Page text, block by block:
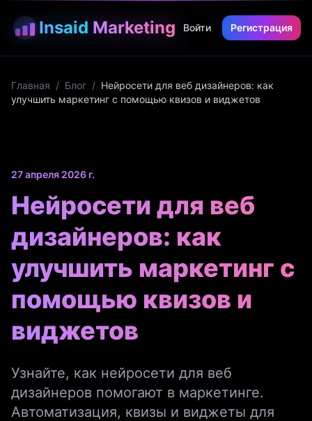
Insaid Marketing Войти Регистрация
Главная / Блог / Нейросети для веб дизайнеров: как
улучшить маркетинг с помощью квизов и виджетов
27 апреля 2026 г.
Нейросети для веб
дизайнеров: как
улучшить маркетинг с
помощью квизов и
виджетов
Узнайте, как нейросети для веб
дизайнеров помогают в маркетинге.
Автоматизация, квизы и виджеты для